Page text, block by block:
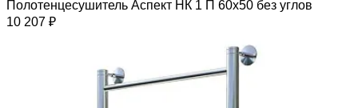
Полотенцесушитель Аспект НК 1 П 60х50 без углов
10 207 ₽